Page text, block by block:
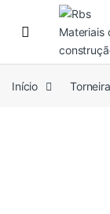
Skip to navigation
Skip to content
Início